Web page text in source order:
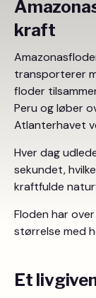
kraft
transporterer
floder
Peru og løber
Atlanterhavet
Hver dag
sekundet,
kraftfulde
Floden har
størrelse med
Et